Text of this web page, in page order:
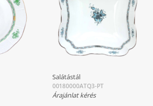
Salátástál
00180000ATQ3-PT
Árajánlat kérés